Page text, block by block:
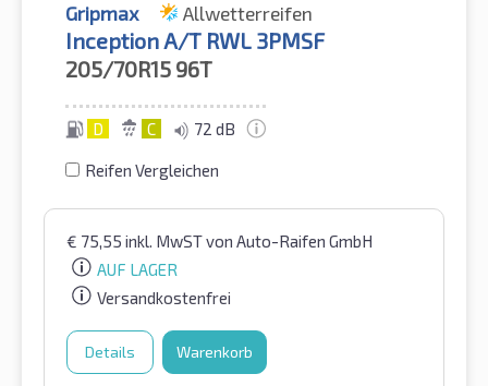
Gripmax Allwetterreifen
Inception A/T RWL 3PMSF
205/70R15 96T
D C 72 dB
Reifen Vergleichen
€ 75,55 inkl. MwSTvon Auto-Raifen GmbH
AUF LAGER
Versandkostenfrei
Details Warenkorb